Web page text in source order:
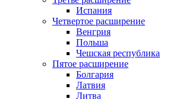
Испания
Четвертое расширение
Венгрия
Польша
Чешская республика
Пятое расширение
Болгария
Латвия
Литва